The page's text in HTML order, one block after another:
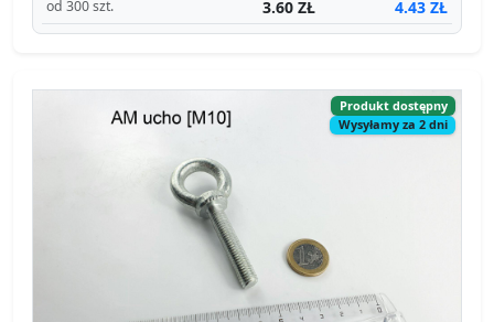
od 300 szt. 3.60 ZŁ 4.43 ZŁ
Produkt dostępny
Wysyłamy za 2 dni